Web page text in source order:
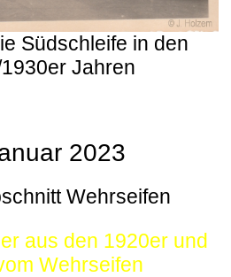
Südschleife in den
Jahren
2023
Wehrseifen
aus den 1920er und
Wehrseifen